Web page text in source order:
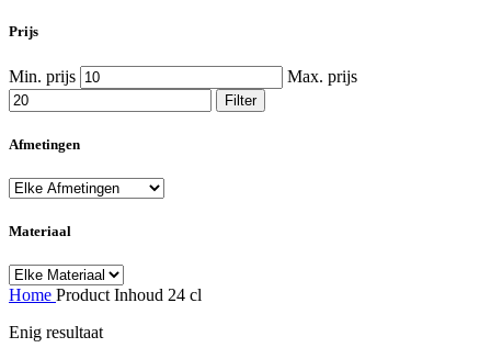
Prijs
Min. prijs Max. prijs
Filter
Afmetingen
Materiaal
Home Product Inhoud 24 cl
Enig resultaat